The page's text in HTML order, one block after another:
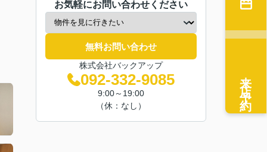
お気軽にお問い合わせください
無料お問い合わせ
株式会社バックアップ
092-332-9085
9:00～19:00
（休：なし）
来店予約